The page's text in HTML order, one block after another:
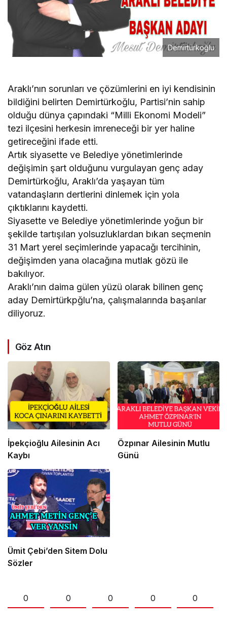
Demirtürkoğlu
Araklı’nın sorunları ve çözümlerini en iyi kendisinin
bildiğini belirten Demirtürkoğlu, Partisi’nin sahip
olduğu dünya çapındaki “Milli Ekonomi Modeli”
tezi ilçesini herkesin imreneceği bir yer haline
getireceğini ifade etti.
Artık siyasette ve Belediye yönetimlerinde
değişimin şart olduğunu vurgulayan genç aday
Demirtürkoğlu, Araklı’da yaşayan tüm
vatandaşların dertlerini dinlemek için yola
çıktıklarını kaydetti.
Siyasette ve Belediye yönetimlerinde yoğun bir
şekilde tartışılan yolsuzluklardan bıkan seçmenin
31 Mart yerel seçimlerinde yapacağı tercihinin,
değişimden yana olacağına mutlak gözü ile
bakılıyor.
Araklı’nın daima gülen yüzü olarak bilinen genç
aday Demirtürkpğlu’na, çalışmalarında başarılar
diliyoruz.
Göz Atın
İpekçioğlu Ailesinin Acı
Kaybı
Özpınar Ailesinin Mutlu
Günü
Ümit Çebi’den Sitem Dolu
Sözler
0 0 0 0 0